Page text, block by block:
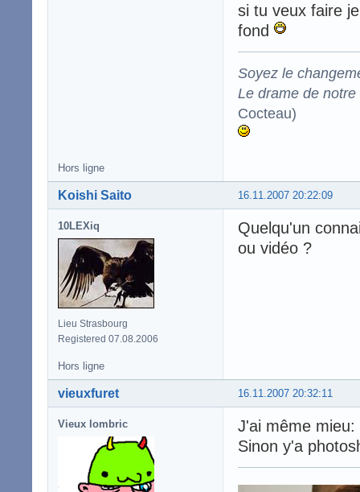
si tu veux faire
fond
Soyez le
Le drame de
Cocteau)
Hors ligne
16.11.2007 20:22:09
Koishi Saito
10LEXiq
Lieu Strasbourg
Registered 07.08.2006
Quelqu'un
ou vidéo ?
Hors ligne
16.11.2007 20:32:11
vieuxfuret
Vieux lombric
J'ai même mieu:
Sinon y'a